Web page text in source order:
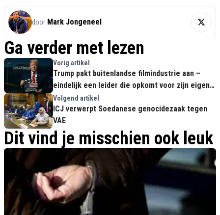
door Mark Jongeneel
Ga verder met lezen
Vorig artikel
Trump pakt buitenlandse filmindustrie aan –
eindelijk een leider die opkomt voor zijn eigen
land
Volgend artikel
ICJ verwerpt Soedanese genocidezaak tegen
VAE
Dit vind je misschien ook leuk